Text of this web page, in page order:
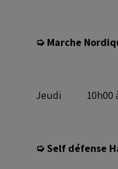
➭ Marche
Jeudi 10h00 à
➭ Self défense